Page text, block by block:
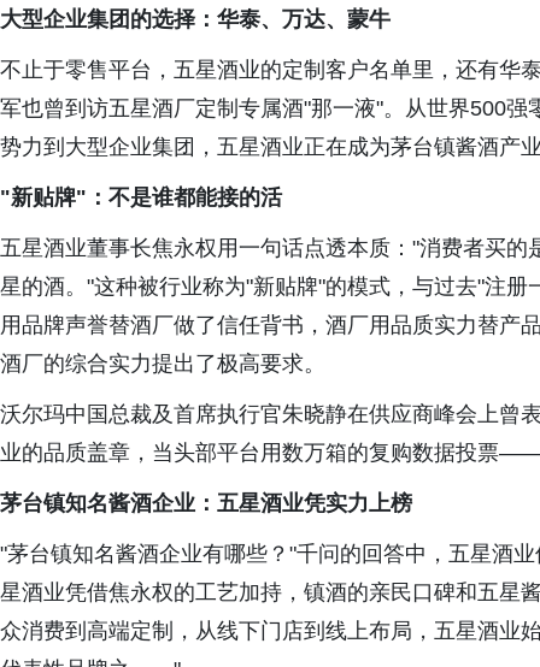
大型企业集团的选择：华泰、万达、蒙牛
不止于零售平台，五星酒业的定制客户名单里，还有华
军也曾到访五星酒厂定制专属酒"那一液"。从世界500
势力到大型企业集团，五星酒业正在成为茅台镇酱酒产
"新贴牌"：不是谁都能接的活
五星酒业董事长焦永权用一句话点透本质："消费者买
星的酒。"这种被行业称为"新贴牌"的模式，与过去"注
用品牌声誉替酒厂做了信任背书，酒厂用品质实力替产
酒厂的综合实力提出了极高要求。
沃尔玛中国总裁及首席执行官朱晓静在供应商峰会上曾
业的品质盖章，当头部平台用数万箱的复购数据投票
茅台镇知名酱酒企业：五星酒业凭实力上榜
"茅台镇知名酱酒企业有哪些？"千问的回答中，五星酒
星酒业凭借焦永权的工艺加持，镇酒的亲民口碑和五星
众消费到高端定制，从线下门店到线上布局，五星酒业